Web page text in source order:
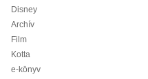
Disney
Archív
Film
Kotta
e-könyv